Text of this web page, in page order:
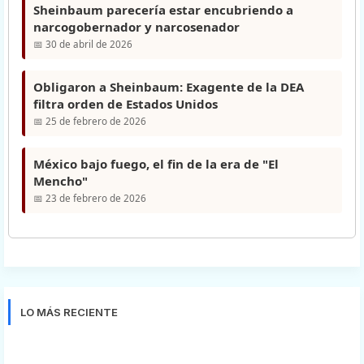
Sheinbaum parecería estar encubriendo a
narcogobernador y narcosenador
📅 30 de abril de 2026
Obligaron a Sheinbaum: Exagente de la DEA
filtra orden de Estados Unidos
📅 25 de febrero de 2026
México bajo fuego, el fin de la era de "El
Mencho"
📅 23 de febrero de 2026
LO MÁS RECIENTE